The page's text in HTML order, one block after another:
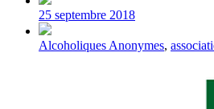
date
25 septembre 2018
Tagged
Alcoholiques Anonymes,